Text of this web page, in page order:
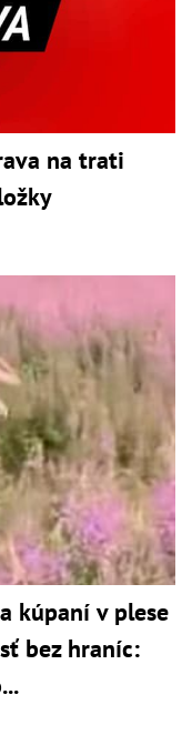
na trati
kúpaní v plese
bez hraníc: